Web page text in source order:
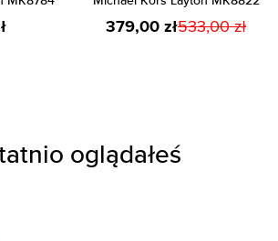
379,00 zł533,00 zł
oglądałeś